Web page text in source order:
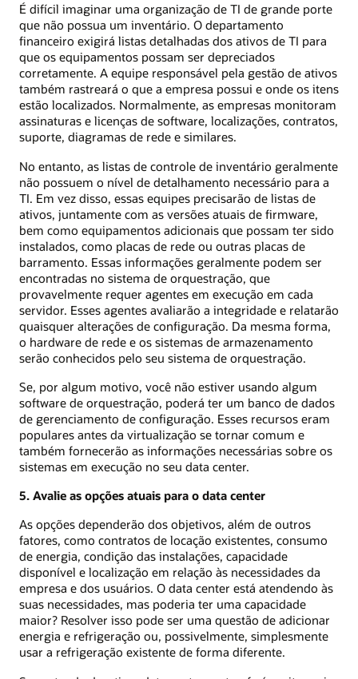
É difícil imaginar uma organização de TI de grande porte
que não possua um inventário. O departamento
financeiro exigirá listas detalhadas dos ativos de TI para
que os equipamentos possam ser depreciados
corretamente. A equipe responsável pela gestão de ativos
também rastreará o que a empresa possui e onde os itens
estão localizados. Normalmente, as empresas monitoram
assinaturas e licenças de software, localizações, contratos,
suporte, diagramas de rede e similares.
No entanto, as listas de controle de inventário geralmente
não possuem o nível de detalhamento necessário para a
TI. Em vez disso, essas equipes precisarão de listas de
ativos, juntamente com as versões atuais de firmware,
bem como equipamentos adicionais que possam ter sido
instalados, como placas de rede ou outras placas de
barramento. Essas informações geralmente podem ser
encontradas no sistema de orquestração, que
provavelmente requer agentes em execução em cada
servidor. Esses agentes avaliarão a integridade e relatarão
quaisquer alterações de configuração. Da mesma forma,
o hardware de rede e os sistemas de armazenamento
serão conhecidos pelo seu sistema de orquestração.
Se, por algum motivo, você não estiver usando algum
software de orquestração, poderá ter um banco de dados
de gerenciamento de configuração. Esses recursos eram
populares antes da virtualização se tornar comum e
também fornecerão as informações necessárias sobre os
sistemas em execução no seu data center.
5. Avalie as opções atuais para o data center
As opções dependerão dos objetivos, além de outros
fatores, como contratos de locação existentes, consumo
de energia, condição das instalações, capacidade
disponível e localização em relação às necessidades da
empresa e dos usuários. O data center está atendendo às
suas necessidades, mas poderia ter uma capacidade
maior? Resolver isso pode ser uma questão de adicionar
energia e refrigeração ou, possivelmente, simplesmente
usar a refrigeração existente de forma diferente.